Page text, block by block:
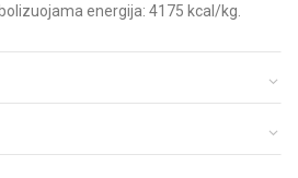
energija: 4175 kcal/kg.